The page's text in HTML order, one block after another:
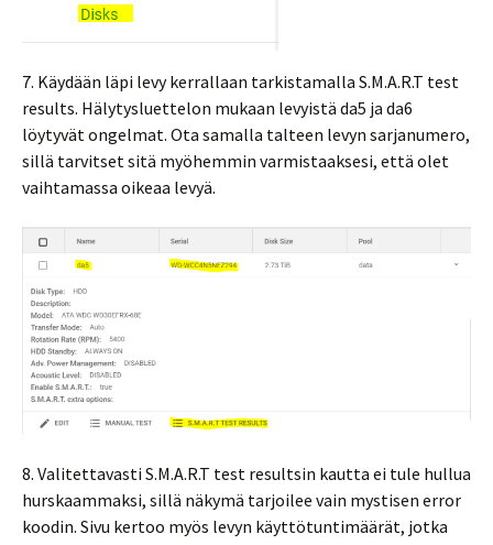
7. Käydään läpi levy kerrallaan tarkistamalla S.M.A.R.T test
results. Hälytysluettelon mukaan levyistä da5 ja da6
löytyvät ongelmat. Ota samalla talteen levyn sarjanumero,
sillä tarvitset sitä myöhemmin varmistaaksesi, että olet
vaihtamassa oikeaa levyä.
8. Valitettavasti S.M.A.R.T test resultsin kautta ei tule hullua
hurskaammaksi, sillä näkymä tarjoilee vain mystisen error
koodin. Sivu kertoo myös levyn käyttötuntimäärät, jotka